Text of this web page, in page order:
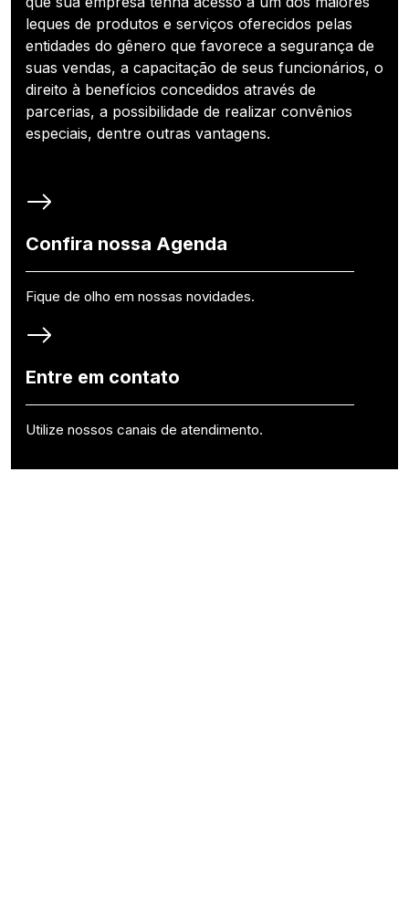
leques de produtos e serviços oferecidos pelas
entidades do gênero que favorece a segurança de
suas vendas, a capacitação de seus funcionários, o
direito à benefícios concedidos através de
parcerias, a possibilidade de realizar convênios
especiais, dentre outras vantagens.
Confira nossa Agenda
Fique de olho em nossas novidades.
Entre em contato
Utilize nossos canais de atendimento.